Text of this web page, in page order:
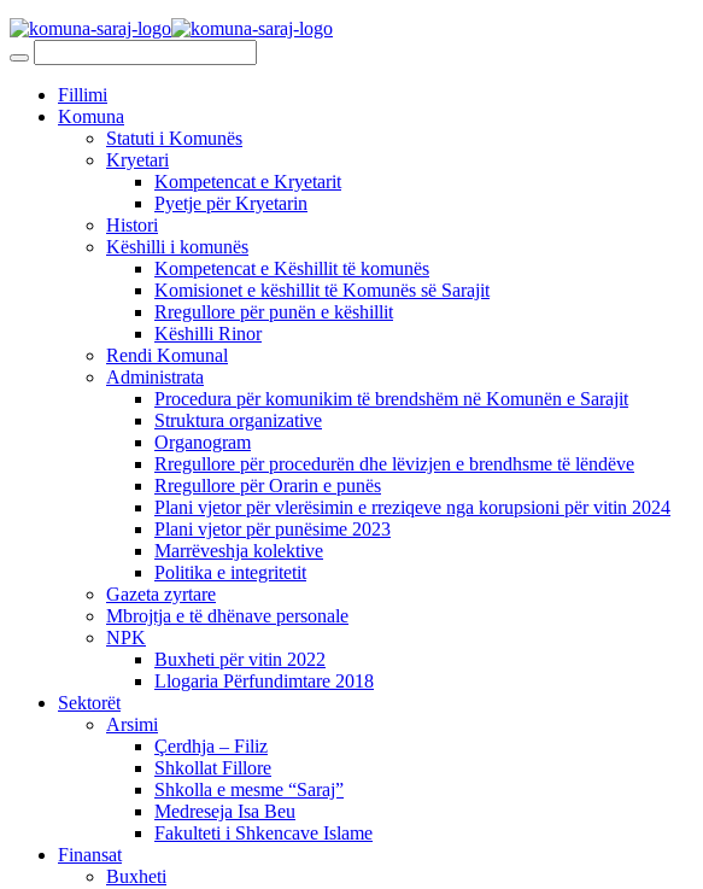
Fillimi
Komuna
Statuti i Komunës
Kryetari
Kompetencat e Kryetarit
Pyetje për Kryetarin
Histori
Këshilli i komunës
Kompetencat e Këshillit të komunës
Komisionet e këshillit të Komunës së Sarajit
Rregullore për punën e këshillit
Këshilli Rinor
Rendi Komunal
Administrata
Procedura për komunikim të brendshëm në Komunën e Sarajit
Struktura organizative
Organogram
Rregullore për procedurën dhe lëvizjen e brendhsme të lëndëve
Rregullore për Orarin e punës
Plani vjetor për vlerësimin e rreziqeve nga korupsioni për vitin 2024
Plani vjetor për punësime 2023
Marrëveshja kolektive
Politika e integritetit
Gazeta zyrtare
Mbrojtja e të dhënave personale
NPK
Buxheti për vitin 2022
Llogaria Përfundimtare 2018
Sektorët
Arsimi
Çerdhja – Filiz
Shkollat Fillore
Shkolla e mesme “Saraj”
Medreseja Isa Beu
Fakulteti i Shkencave Islame
Finansat
Buxheti